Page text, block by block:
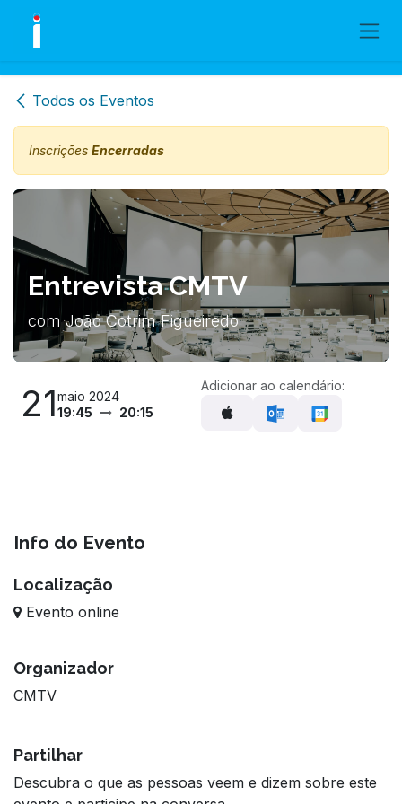
Skip to Content
Todos os Eventos
Inscrições Encerradas
Entrevista CMTV
com João Cotrim Figueiredo
21maio 2024
19:45
20:15
Adicionar ao calendário:
Info do Evento
Localização
Evento online
Organizador
CMTV
Partilhar
Descubra o que as pessoas veem e dizem sobre este